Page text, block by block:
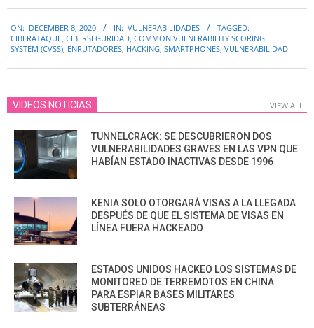
12-
08
ON: DECEMBER 8, 2020 IN: VULNERABILIDADES
TAGGED:
CIBERATAQUE, CIBERSEGURIDAD, COMMON VULNERABILITY SCORING
SYSTEM (CVSS), ENRUTADORES, HACKING, SMARTPHONES, VULNERABILIDAD
VIDEOS NOTICIAS VIEW ALL
TUNNELCRACK: SE DESCUBRIERON DOS
VULNERABILIDADES GRAVES EN LAS VPN QUE
HABÍAN ESTADO INACTIVAS DESDE 1996
KENIA SOLO OTORGARÁ VISAS A LA LLEGADA
DESPUÉS DE QUE EL SISTEMA DE VISAS EN
LÍNEA FUERA HACKEADO
ESTADOS UNIDOS HACKEO LOS SISTEMAS DE
MONITOREO DE TERREMOTOS EN CHINA
PARA ESPIAR BASES MILITARES
SUBTERRÁNEAS